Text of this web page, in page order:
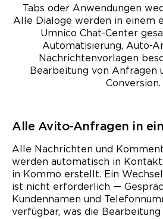
Tabs oder Anwendungen
Alle Dialoge werden in einem
Umnico Chat-Center
Automatisierung, Auto-
Nachrichtenvorlagen
Bearbeitung von Anfragen
Conversion.
Alle Avito-Anfragen in
Alle Nachrichten und
werden automatisch in
in Kommo erstellt. Ein
ist nicht erforderlich —
Kundennamen und
verfügbar, was die